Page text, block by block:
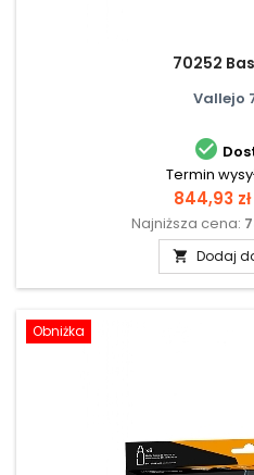
70252
Vallejo

Termin
Cena
844,93 zł
Najniższa cena:
 Dodaj
Obniżka